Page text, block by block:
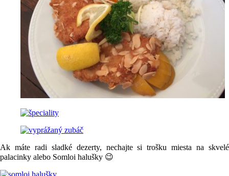
Ak máte radi sladké dezerty, nechajte si trošku miesta na skvelé
palacinky alebo Somloi halušky 😉